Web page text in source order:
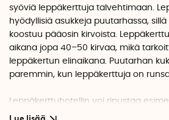
syöviä leppäkerttuja talvehtimaan.
hyödyllisiä asukkeja puutarhassa,
koostuu pääosin kirvoista.
aikana jopa 40–50 kirvaa, mikä
leppäkertun elinaikana. Puutarhan
paremmin, kun leppäkerttuja on
Leppäkerttuhotellin voi ripustaa
ulkoseinään avaimenreikäkiinnikkeen